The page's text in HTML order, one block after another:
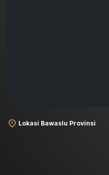
Lokasi Bawaslu Provinsi